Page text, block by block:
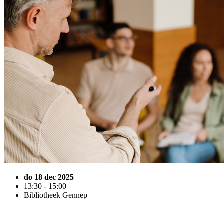
do 18 dec 2025
13:30 - 15:00
Bibliotheek Gennep